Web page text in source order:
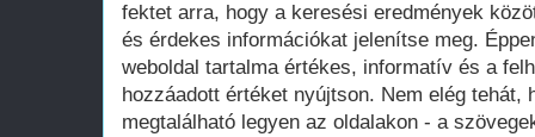
fektet arra, hogy a keresési eredmények
és érdekes információkat jelenítse meg.
weboldal tartalma értékes, informatív és a
hozzáadott értéket nyújtson. Nem elég tehát,
megtalálható legyen az oldalakon - a